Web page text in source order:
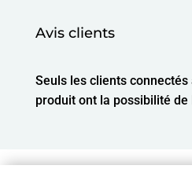
Avis clients
Seuls les clients connectés
produit ont la possibilité de